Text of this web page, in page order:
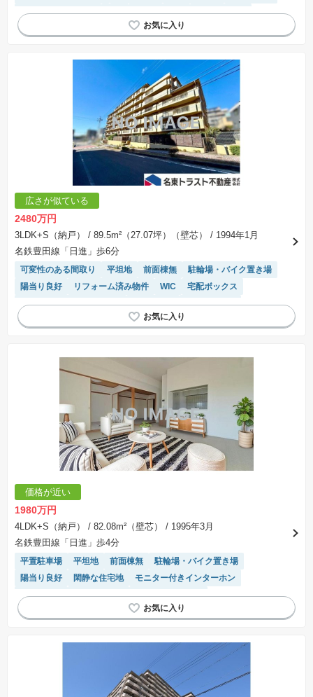
リフォーム済み物件 WIC 宅配ボックス
対面キッチン
駐車場空き
システムキッチン
広さが似ている
2480万円
3LDK+S（納戸） / 89.5m²（27.07坪）（壁芯）
/ 1994年1月
名鉄豊田線「日進」歩6分
可変性のある間取り 平坦地 前面棟無
駐輪場・バイク置き場
陽当り良好
リフォーム済み物件 WIC
宅配ボックス
モニター付きインターホン
駐車場空き
エレベーター
システムキッチン
駐車場(普通車)あり
価格が近い
1980万円
4LDK+S（納戸） / 82.08m²（壁芯）
/ 1995年3月
名鉄豊田線「日進」歩4分
平置駐車場 平坦地 前面棟無
駐輪場・バイク置き場
陽当り良好
閑静な住宅地
モニター付きインターホン
駐車場空き
エレベーター
システムキッチン
駐車場(普通車)あり
温水洗浄便座